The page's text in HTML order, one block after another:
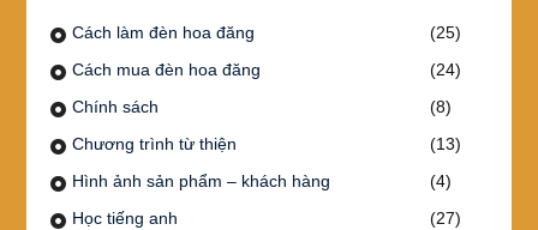
Cách làm đèn hoa đăng
(25)
Cách mua đèn hoa đăng
(24)
Chính sách
(8)
Chương trình từ thiện
(13)
Hình ảnh sản phẩm – khách hàng
(4)
Học tiếng anh
(27)